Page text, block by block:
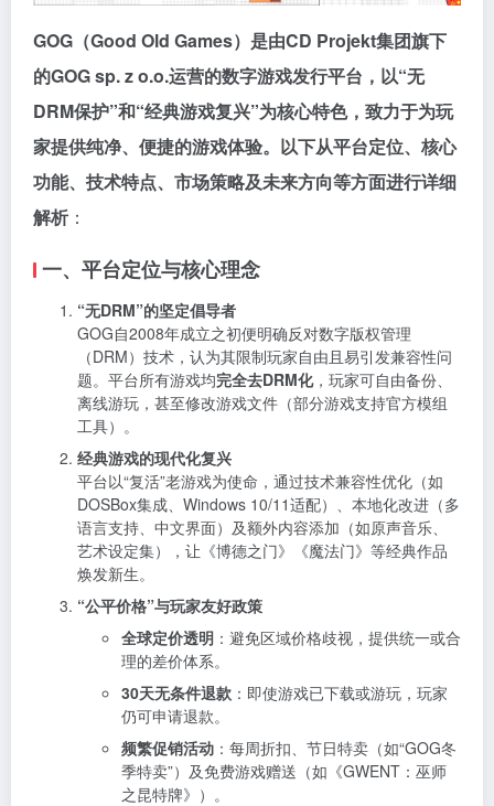
GOG（Good Old Games）是由CD Projekt集团旗下
的GOG sp. z o.o.运营的数字游戏发行平台，以“无
DRM保护”和“经典游戏复兴”为核心特色，致力于为玩
家提供纯净、便捷的游戏体验。以下从平台定位、核心
功能、技术特点、市场策略及未来方向等方面进行详细
解析 ：
一、平台定位与核心理念
“无DRM”的坚定倡导者
GOG自2008年成立之初便明确反对数字版权管理
（DRM）技术，认为其限制玩家自由且易引发兼容性问
题。平台所有游戏均完全去DRM化，玩家可自由备份、
离线游玩，甚至修改游戏文件（部分游戏支持官方模组
工具）。
经典游戏的现代化复兴
平台以“复活”老游戏为使命，通过技术兼容性优化（如
DOSBox集成、Windows 10/11适配）、本地化改进（多
语言支持、中文界面）及额外内容添加（如原声音乐、
艺术设定集），让《博德之门》《魔法门》等经典作品
焕发新生。
“公平价格”与玩家友好政策
全球定价透明 ：避免区域价格歧视，提供统一或合
理的差价体系。
30天无条件退款 ：即使游戏已下载或游玩，玩家
仍可申请退款。
频繁促销活动 ：每周折扣、节日特卖（如“GOG冬
季特卖”）及免费游戏赠送（如《GWENT：巫师
之昆特牌》）。